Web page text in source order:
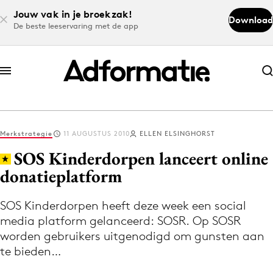
Jouw vak in je broekzak!
De beste leeservaring met de app
Download
Abonneer nu
Abonneer nu
Log in
Volg het laatste nieuws via de Adformatie
Nieuws app
Merkstrategie 11 AUGUSTUS 2010 ELLEN ELSINGHORST
SOS Kinderdorpen lanceert online
donatieplatform
SOS Kinderdorpen heeft deze week een social
media platform gelanceerd: SOSR. Op SOSR
worden gebruikers uitgenodigd om gunsten aan
te bieden…